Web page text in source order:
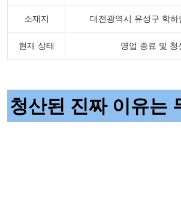
소재지 대전광역시 유성구 학
현재 상태 영업 종료 및 청
청산된 진짜 이유는